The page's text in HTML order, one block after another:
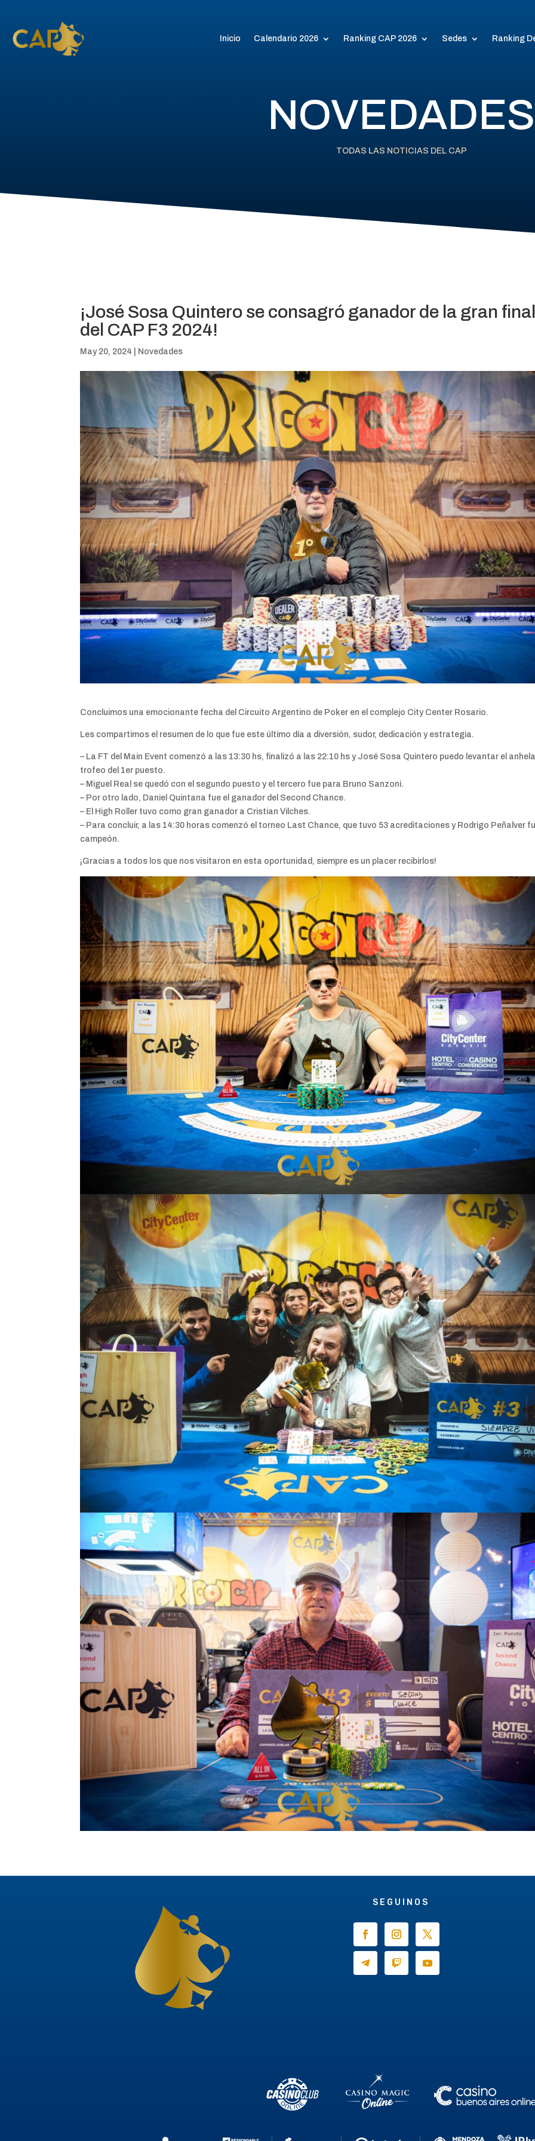
Inicio Calendario 2026 Ranking CAP 2026 Sedes Ranking
NOVEDADES
TODAS LAS NOTICIAS DEL CAP
¡José Sosa Quintero se consagró ganador de la gran
del CAP F3 2024!
May 20, 2024 Novedades
Concluimos una emocionante fecha del Circuito Argentino de Poker en el complejo City Center Rosario.
Les compartimos el resumen de lo que fue este último día a diversión, sudor, dedicación y estrategia.
– La FT del Main Event comenzó a las 13:30 hs, finalizó a las 22:10 hs y José Sosa Quintero puedo levantar el
trofeo del 1er puesto.
– Miguel Real se quedó con el segundo puesto y el tercero fue para Bruno Sanzoni.
– Por otro lado, Daniel Quintana fue el ganador del Second Chance.
– El High Roller tuvo como gran ganador a Cristian Vilches.
– Para concluir, a las 14:30 horas comenzó el torneo Last Chance, que tuvo 53 acreditaciones y Rodrigo Peñalver
campeón.
¡Gracias a todos los que nos visitaron en esta oportunidad, siempre es un placer recibirlos!
SEGUINOS